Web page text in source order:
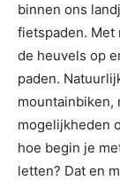
binnen ons
fietspaden. Met
de heuvels op
paden.
mountainbiken,
mogelijkheden
hoe begin je
letten? Dat en